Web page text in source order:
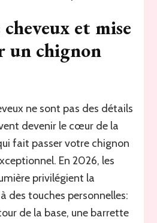
cheveux et mise
un chignon
ne sont pas des détails
devenir le cœur de la
fait passer votre chignon
En 2026, les
privilégient la
des touches personnelles:
de la base, une barrette